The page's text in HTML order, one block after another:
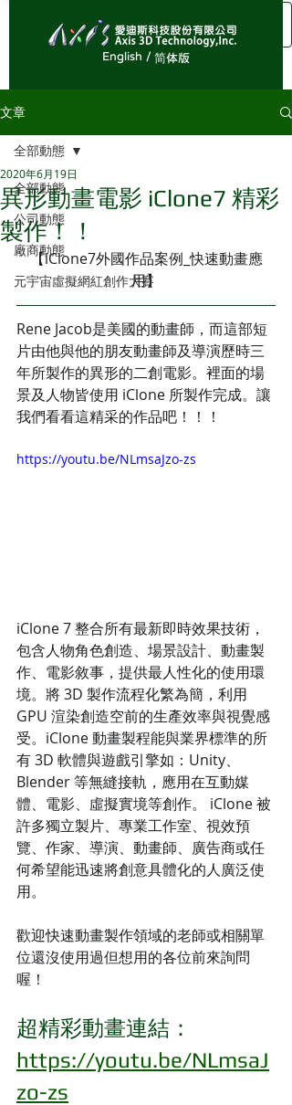
English / 简体版
文章
全部動態
公司動態
廠商動態
元宇宙虛擬網紅創作大賽
全部動態
異形動畫電影 iClone7 精彩
製作！！
2020年6月19日
【iClone7外國作品案例_快速動畫應
用】
Rene Jacob是美國的動畫師，而這部短
片由他與他的朋友動畫師及導演歷時三
年所製作的異形的二創電影。裡面的場
景及人物皆使用 iClone 所製作完成。讓
我們看看這精采的作品吧！！！
https://youtu.be/NLmsaJzo-zs
iClone 7 整合所有最新即時效果技術，
包含人物角色創造、場景設計、動畫製
作、電影敘事，提供最人性化的使用環
境。將 3D 製作流程化繁為簡，利用
GPU 渲染創造空前的生產效率與視覺感
受。iClone 動畫製程能與業界標準的所
有 3D 軟體與遊戲引擎如：Unity、
Blender 等無縫接軌，應用在互動媒
體、電影、虛擬實境等創作。 iClone 被
許多獨立製片、專業工作室、視效預
覽、作家、導演、動畫師、廣告商或任
何希望能迅速將創意具體化的人廣泛使
用。
歡迎快速動畫製作領域的老師或相關單
位還沒使用過但想用的各位前來詢問
喔！
超精彩動畫連結：
https://youtu.be/NLmsaJ
zo-zs